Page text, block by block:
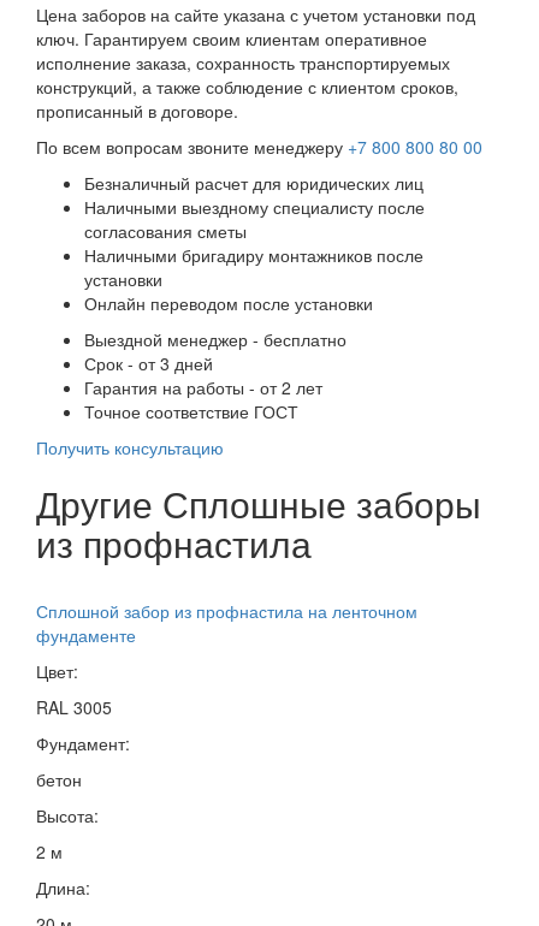
Цена заборов на сайте указана с учетом установки под
ключ. Гарантируем своим клиентам оперативное
исполнение заказа, сохранность транспортируемых
конструкций, а также соблюдение с клиентом сроков,
прописанный в договоре.
По всем вопросам звоните менеджеру +7 800 800 80 00
Безналичный расчет для юридических лиц
Наличными выездному специалисту после
согласования сметы
Наличными бригадиру монтажников после
установки
Онлайн переводом после установки
Выездной менеджер - бесплатно
Срок - от 3 дней
Гарантия на работы - от 2 лет
Точное соответствие ГОСТ
Получить консультацию
Другие Сплошные заборы
из профнастила
Сплошной забор из профнастила на ленточном
фундаменте
Цвет:
RAL 3005
Фундамент:
бетон
Высота:
2 м
Длина: